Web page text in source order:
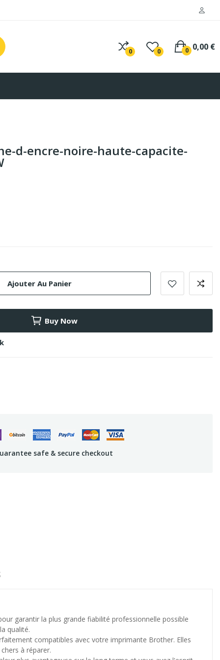
0 0 0,00 €
0
d-encre-noire-haute-capacite-
Ajouter Au Panier
Buy Now
safe & secure checkout
garantir la plus grande fiabilité professionnelle possible
qualité.
compatibles avec votre imprimante Brother. Elles
à réparer.